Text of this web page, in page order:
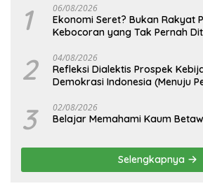
1 06/08/2026
Ekonomi Seret? Bukan Rakyat
Kebocoran yang Tak Pernah
2 04/08/2026
Refleksi Dialektis Prospek
Demokrasi Indonesia (Menuju
3 02/08/2026
Belajar Memahami Kaum
Selengkapnya